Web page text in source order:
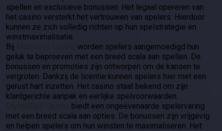
spellen en exclusieve bonussen. Het legaal opereren van
het casino versterkt het vertrouwen van spelers. Hierdoor
kunnen ze zich volledig richten op hun spelstrategie en
winstmaximalisatie.
Bij
worden spelers aangemoedigd hun
geluk te beproeven met een breed scala aan spellen. De
bonussen en promoties zijn ontworpen om de kansen te
vergroten. Dankzij de licentie kunnen spelers hier met een
gerust hart inzetten. Het casino staat bekend om zijn
klantgerichte aanpak en eerlijke spelvoorwaarden.
biedt een ongeëvenaarde spelervaring
met een breed scala aan opties. De bonussen zijn vrijgevig
en helpen spelers om hun winsten te maximaliseren. Het